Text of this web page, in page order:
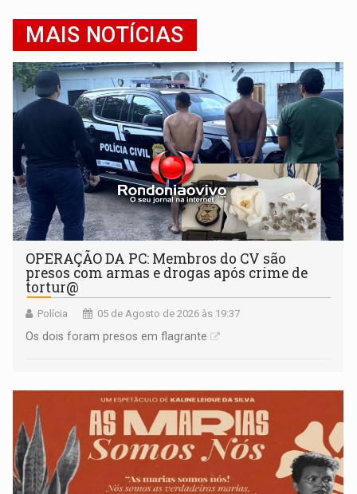
MAIS NOTÍCIAS
OPERAÇÃO DA PC: Membros do CV são
presos com armas e drogas após crime de
tortur@
Polícia 05 de Agosto de 2026 às 19:37
Os dois foram presos em flagrante